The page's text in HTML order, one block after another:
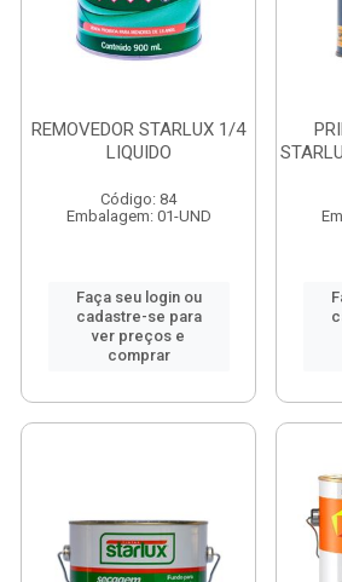
REMOVEDOR STARLUX 1/4
LIQUIDO
Código: 84
Embalagem: 01-UND
Faça seu login ou
cadastre-se para
ver preços e
comprar